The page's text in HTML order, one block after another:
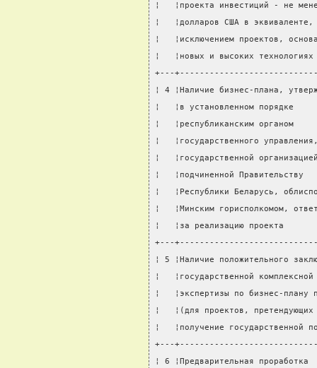
¦   ¦проекта инвестиций - не
¦   ¦долларов США в
¦   ¦исключением проектов,
¦   ¦новых и высоких
+---
¦ 4 ¦Наличие бизнес-плана,
¦   ¦в установленном порядке
¦   ¦республиканским органом
¦   ¦государственного
¦   ¦государственной
¦   ¦подчиненной
¦   ¦Республики Беларусь,
¦   ¦Минским
¦   ¦за реализацию
+---
¦ 5 ¦Наличие положительного
¦   ¦государственной
¦   ¦экспертизы по бизнес-
¦   ¦(для проектов,
¦   ¦получение
+---
¦ 6 ¦Предварительная